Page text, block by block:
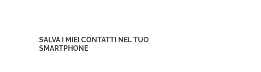
SALVA I MIEI CONTATTI NEL TUO
SMARTPHONE